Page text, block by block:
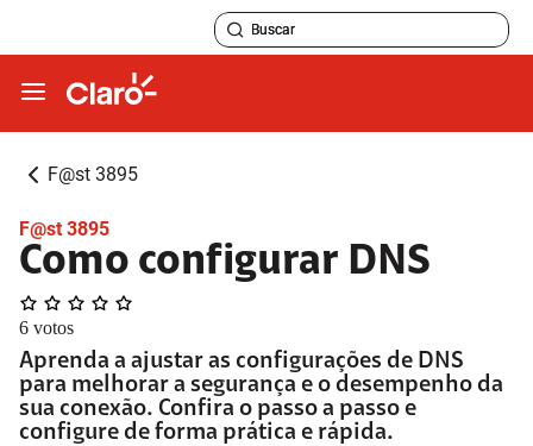
F@st 3895
F@st 3895
Como configurar DNS
6 votos
Aprenda a ajustar as configurações de DNS
para melhorar a segurança e o desempenho da
sua conexão. Confira o passo a passo e
configure de forma prática e rápida.